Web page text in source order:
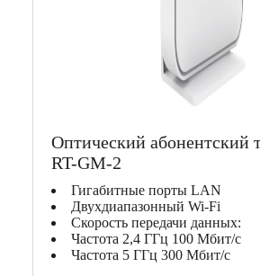
Оптический абонентский
RT-GM-2
Гигабитные порты LAN
Двухдиапазонный Wi-Fi
Скорость передачи данных:
Частота 2,4 ГГц 100 Мбит/с
Частота 5 ГГц 300 Мбит/с